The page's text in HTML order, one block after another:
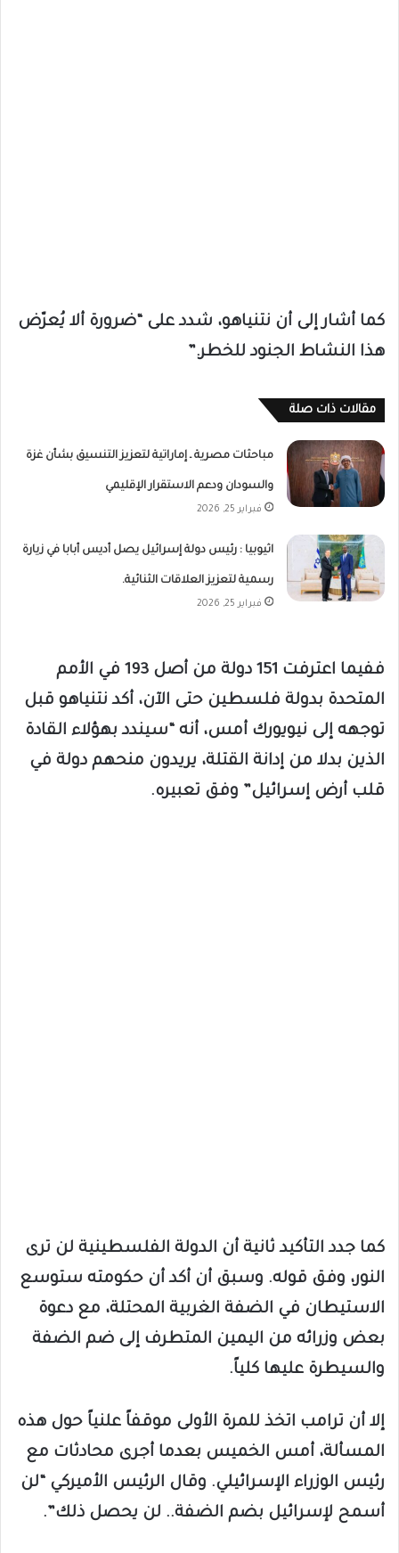
كما أشار إلى أن نتنياهو، شدد على “ضرورة ألا يُعرّض
هذا النشاط الجنود للخطر.”
مقالات ذات صلة
مباحثات مصرية ـ إماراتية لتعزيز التنسيق بشأن غزة
والسودان ودعم الاستقرار الإقليمي
فبراير 25, 2026
اثيوبيا : رئيس دولة إسرائيل يصل أديس أبابا في زيارة
رسمية لتعزيز العلاقات الثنائية.
فبراير 25, 2026
ففيما اعترفت 151 دولة من أصل 193 في الأمم
المتحدة بدولة فلسطين حتى الآن، أكد نتنياهو قبل
توجهه إلى نيويورك أمس، أنه “سيندد بهؤلاء القادة
الذين بدلا من إدانة القتلة، يريدون منحهم دولة في
قلب أرض إسرائيل” وفق تعبيره.
كما جدد التأكيد ثانية أن الدولة الفلسطينية لن ترى
النور، وفق قوله. وسبق أن أكد أن حكومته ستوسع
الاستيطان في الضفة الغربية المحتلة، مع دعوة
بعض وزرائه من اليمين المتطرف إلى ضم الضفة
والسيطرة عليها كلياً.
إلا أن ترامب اتخذ للمرة الأولى موقفاً علنياً حول هذه
المسألة، أمس الخميس بعدما أجرى محادثات مع
رئيس الوزراء الإسرائيلي. وقال الرئيس الأميركي “لن
أسمح لإسرائيل بضم الضفة.. لن يحصل ذلك”.